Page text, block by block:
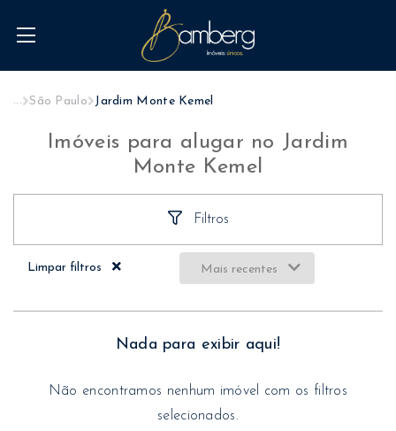
... São Paulo Jardim Monte Kemel
Imóveis para alugar no Jardim
Monte Kemel
Filtros
Limpar filtros Mais recentes
Nada para exibir aqui!
Não encontramos nenhum imóvel com os filtros
selecionados.